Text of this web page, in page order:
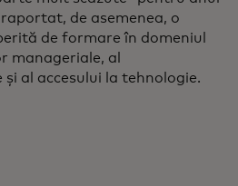
de asemenea, o
de formare în domeniul
manageriale, al
al accesului la tehnologie.